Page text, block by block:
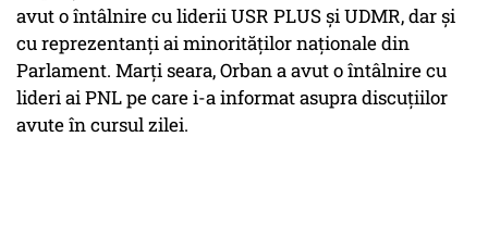
avut o întâlnire cu liderii USR PLUS şi UDMR, dar şi
cu reprezentanţi ai minorităţilor naţionale din
Parlament. Marţi seara, Orban a avut o întâlnire cu
lideri ai PNL pe care i-a informat asupra discuţiilor
avute în cursul zilei.